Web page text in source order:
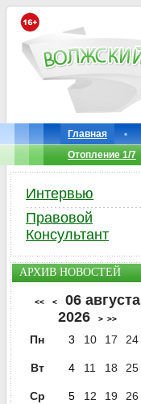
Главная
Отопление 1/7
Интервью
Правовой
Консультант
АРХИВ НОВОСТЕЙ
<< <
06 августа
2026
> >>
Пн 3 10 17 24
Вт 4 11 18 25
Ср 5 12 19
26